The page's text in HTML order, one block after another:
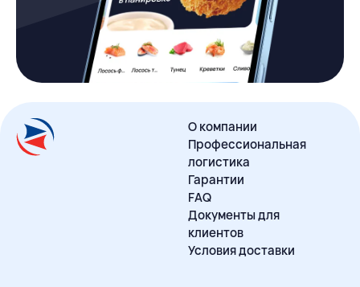
О компании
Профессиональная
логистика
Гарантии
FAQ
Документы для
клиентов
Условия доставки